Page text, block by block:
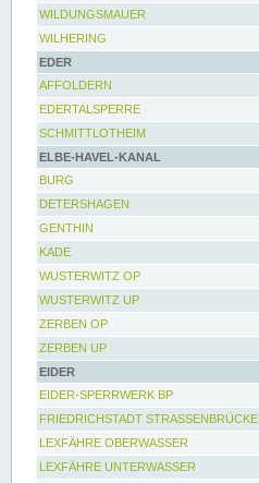
WILDUNGSMAUER
WILHERING
EDER
AFFOLDERN
EDERTALSPERRE
SCHMITTLOTHEIM
ELBE-HAVEL-KANAL
BURG
DETERSHAGEN
GENTHIN
KADE
WUSTERWITZ OP
WUSTERWITZ UP
ZERBEN OP
ZERBEN UP
EIDER
EIDER-SPERRWERK BP
FRIEDRICHSTADT STRASSENBRÜCKE
LEXFÄHRE OBERWASSER
LEXFÄHRE UNTERWASSER